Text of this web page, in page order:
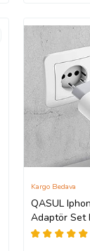
QASUL
Adaptör Set
13 / Pro / Pro
Kargo Bedava